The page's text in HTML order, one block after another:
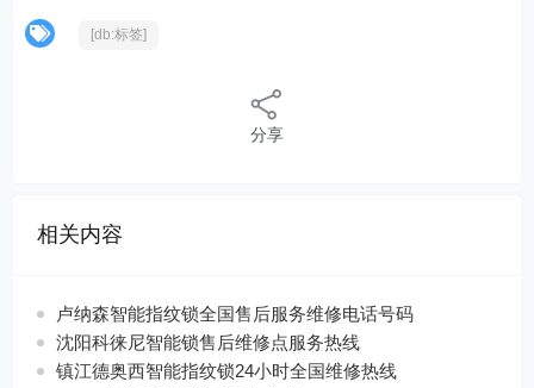
[db:标签]
分享
相关内容
卢纳森智能指纹锁全国售后服务维修电话号码
沈阳科徕尼智能锁售后维修点服务热线
镇江德奥西智能指纹锁24小时全国维修热线